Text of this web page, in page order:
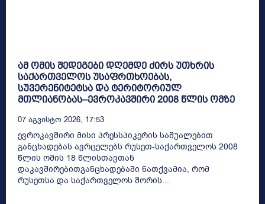
ამ ომის შედეგები დღემდე ძირს უთხრის
საქართველოს უსაფრთხოებას,
სუვერენიტეტსა და ტერიტორიულ
მთლიანობას–ევროკავშირი 2008 წლის ომზე
07 Აგვისტო 2026, 17:53
ევროკავშირი მისი პრესსპიკერის საშუალებით
განცხადებას ავრცელებს რუსეთ-საქართველოს 2008
წლის ომის 18 წლისთავთან
დაკავშირებითგანცხადებაში ნათქვამია, რომ
რუსეთსა და საქართველოს შორის...